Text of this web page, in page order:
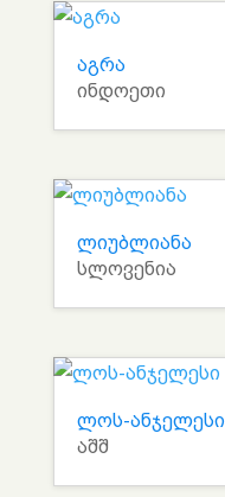
აგრა
ინდოეთი
ლიუბლიანა
სლოვენია
ლოს-ანჯელესი
აშშ